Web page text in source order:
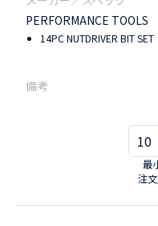
PERFORMANCE TOOLS
14PC NUTDRIVER BIT SET
最
注